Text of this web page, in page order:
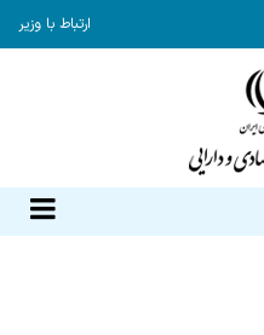
ارتباط با وزیر